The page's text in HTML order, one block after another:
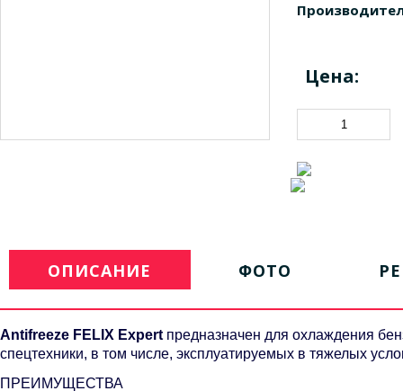
Цена:
ОПИСАНИЕ ФОТО
Antifreeze FELIX Expert предназначен для охлаждения
спецтехники, в том числе, эксплуатируемых в тяжелых
ПРЕИМУЩЕСТВА